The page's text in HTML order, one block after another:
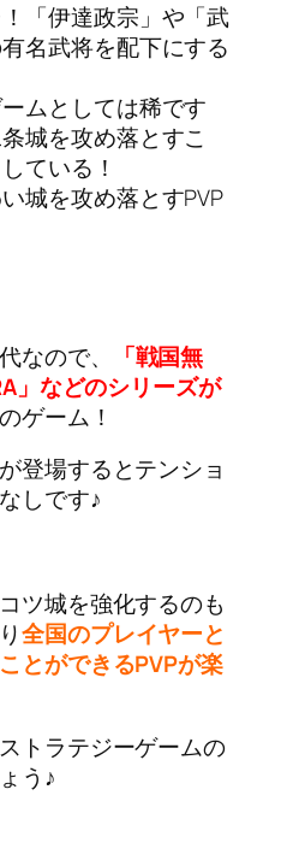
「伊達政宗」や「武
名武将を配下にする
ムとしては稀です
城を攻め落とすこ
ている！
城を攻め落とすPVP
なので、
「戦国無
」などのシリーズが
のゲーム！
登場するとテンショ
しです♪
ツ城を強化するのも
全国のプレイヤーと
とができるPVPが楽
トラテジーゲームの
う♪